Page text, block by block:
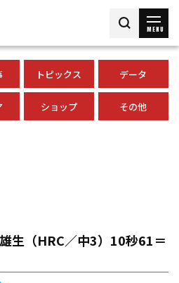
MENU
トピックス データ
ショップ その他
生（HRC／中3）10秒61＝